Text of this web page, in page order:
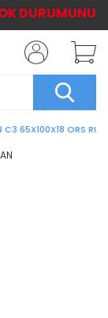
C3 65X100X18 ORS
DURUMUNU